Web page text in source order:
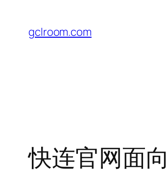
content
gclroom.com
快连官网面